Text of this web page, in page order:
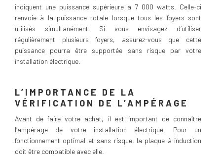
indiquent une puissance supérieure à 7 000 watts. Celle-ci
renvoie à la puissance totale lorsque tous les foyers sont
utilisés simultanément. Si vous envisagez d’utiliser
régulièrement plusieurs foyers, assurez-vous que cette
puissance pourra être supportée sans risque par votre
installation électrique.
L’IMPORTANCE DE LA
VÉRIFICATION DE L’AMPÉRAGE
Avant de faire votre achat, il est important de connaître
l’ampérage de votre installation électrique. Pour un
fonctionnement optimal et sans risque, la plaque à induction
doit être compatible avec elle.